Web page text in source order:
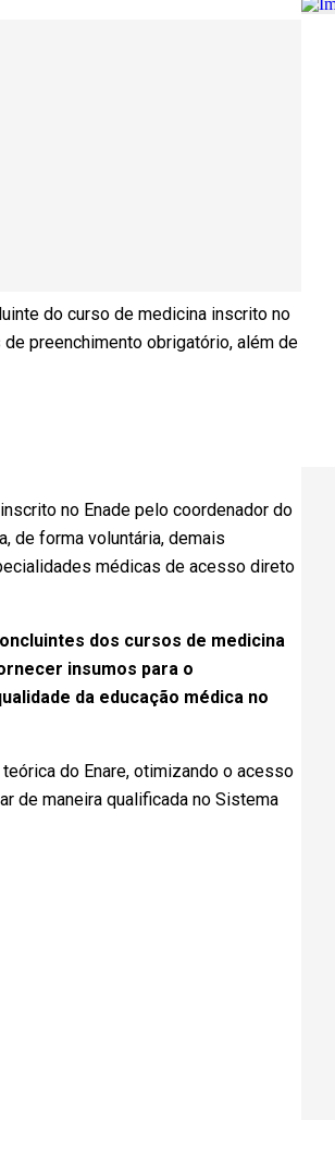
do curso de medicina inscrito no
preenchimento obrigatório, além de
no Enade pelo coordenador do
de forma voluntária, demais
médicas de acesso direto
dos cursos de medicina
insumos para o
da educação médica no
do Enare, otimizando o acesso
de maneira qualificada no Sistema